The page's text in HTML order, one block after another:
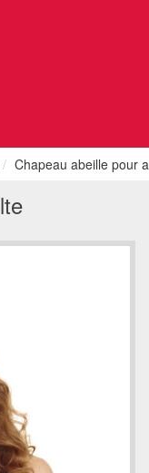
Chapeau abeille pour